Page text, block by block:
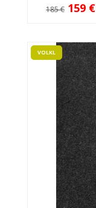
185 € 159 €
VOLKL